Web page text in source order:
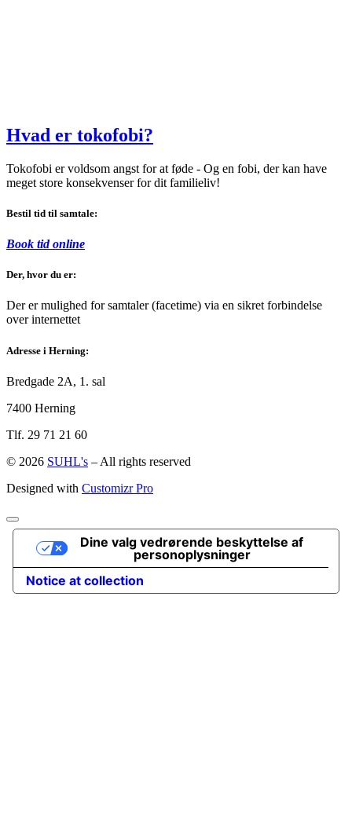
Hvad er tokofobi?
Tokofobi er voldsom angst for at føde - Og en fobi, der kan have
meget store konsekvenser for dit familieliv!
Bestil tid til samtale:
Book tid online
Der, hvor du er:
Der er mulighed for samtaler (facetime) via en sikret forbindelse
over internettet
Adresse i Herning:
Bredgade 2A, 1. sal
7400 Herning
Tlf. 29 71 21 60
© 2026 SUHL's – All rights reserved
Designed with Customizr Pro
Notice at collection
Dine valg vedrørende beskyttelse af
personoplysninger